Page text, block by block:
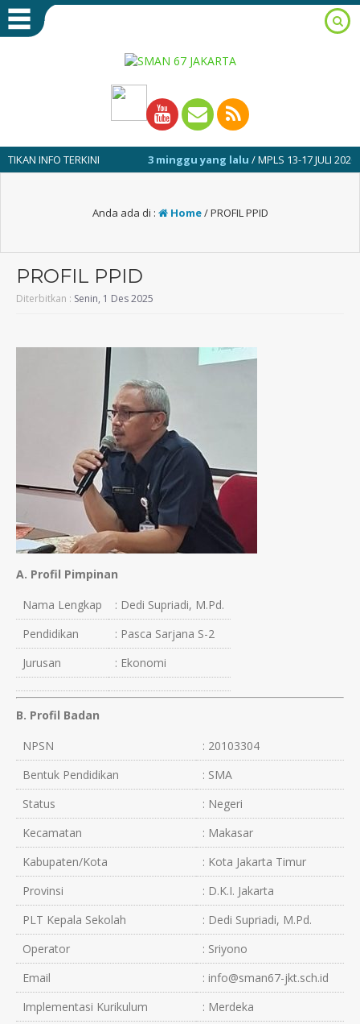
TERKINI 3 minggu yang lalu/ MPLS 13-17 JULI 2026
Anda ada di : Home/PROFIL PPID
PROFIL PPID
Diterbitkan : Senin, 1 Des 2025
A. Profil Pimpinan
Nama Lengkap
: Dedi Supriadi, M.Pd.
Pendidikan
: Pasca Sarjana S-2
Jurusan
: Ekonomi
B. Profil Badan
NPSN
: 20103304
Bentuk Pendidikan
: SMA
Status
: Negeri
Kecamatan
: Makasar
Kabupaten/Kota
: Kota Jakarta Timur
Provinsi
: D.K.I. Jakarta
PLT Kepala Sekolah
: Dedi Supriadi, M.Pd.
Operator
: Sriyono
Email
: info@sman67-jkt.sch.id
Implementasi Kurikulum
: Merdeka